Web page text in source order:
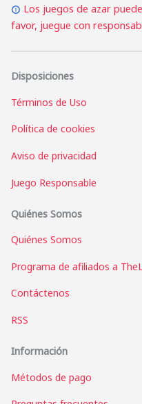
Los juegos de azar
favor, juegue con
Disposiciones
Términos de Uso
Política de cookies
Aviso de privacidad
Juego Responsable
Quiénes Somos
Quiénes Somos
Programa de afiliados a
Contáctenos
RSS
Información
Métodos de pago